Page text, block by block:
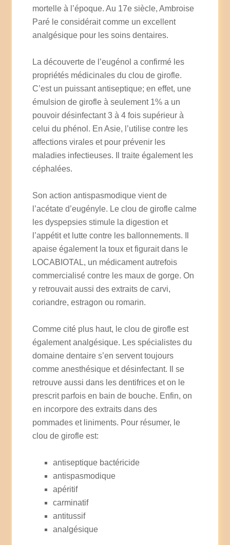
mortelle à l’époque. Au 17e siècle, Ambroise
Paré le considérait comme un excellent
analgésique pour les soins dentaires.
La découverte de l’eugénol a confirmé les
propriétés médicinales du clou de girofle.
C’est un puissant antiseptique; en effet, une
émulsion de girofle à seulement 1% a un
pouvoir désinfectant 3 à 4 fois supérieur à
celui du phénol. En Asie, l’utilise contre les
affections virales et pour prévenir les
maladies infectieuses. Il traite également les
céphalées.
Son action antispasmodique vient de
l’acétate d’eugényle. Le clou de girofle calme
les dyspepsies stimule la digestion et
l’appétit et lutte contre les ballonnements. Il
apaise également la toux et figurait dans le
LOCABIOTAL, un médicament autrefois
commercialisé contre les maux de gorge. On
y retrouvait aussi des extraits de carvi,
coriandre, estragon ou romarin.
Comme cité plus haut, le clou de girofle est
également analgésique. Les spécialistes du
domaine dentaire s’en servent toujours
comme anesthésique et désinfectant. Il se
retrouve aussi dans les dentifrices et on le
prescrit parfois en bain de bouche. Enfin, on
en incorpore des extraits dans des
pommades et liniments. Pour résumer, le
clou de girofle est:
antiseptique bactéricide
antispasmodique
apéritif
carminatif
antitussif
analgésique